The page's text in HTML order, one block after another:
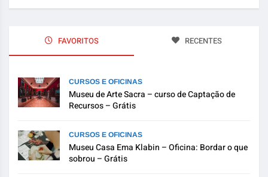
FAVORITOS RECENTES
CURSOS E OFICINAS
Museu de Arte Sacra – curso de Captação de
Recursos – Grátis
CURSOS E OFICINAS
Museu Casa Ema Klabin – Oficina: Bordar o que
sobrou – Grátis